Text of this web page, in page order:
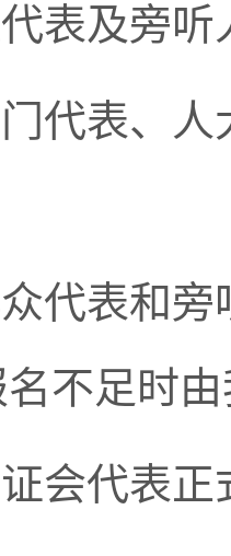
表及旁
门代表、
众代表和
不足时
证会代表